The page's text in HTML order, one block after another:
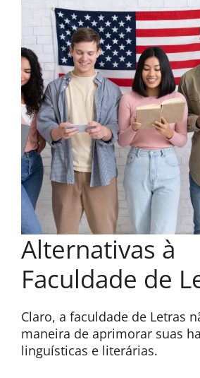
Alternativas à
Faculdade de
Claro, a faculdade de Letras
maneira de aprimorar suas
linguísticas e literárias.